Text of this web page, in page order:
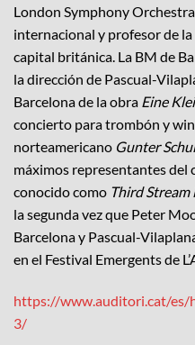
London Symphony
internacional y profesor de
capital británica. La BM de
la dirección de Pascual-
Barcelona de la obra Eine
concierto para trombón y
norteamericano Gunter
máximos representantes del
conocido como Third
la segunda vez que Peter
Barcelona y Pascual-
en el Festival Emergents de
https://www.auditori.cat/
3/